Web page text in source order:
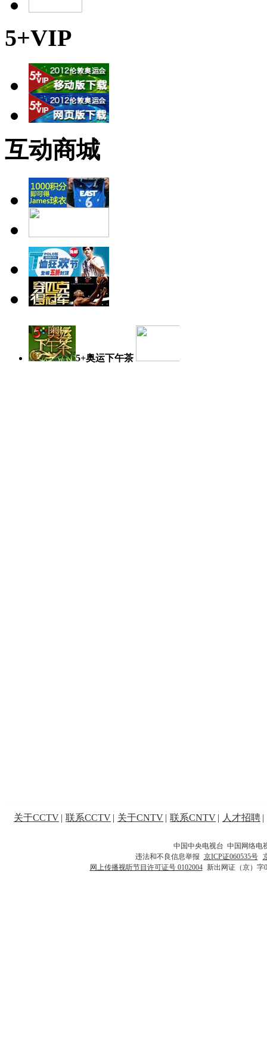
5+VIP
互动商城
5+奥运下午茶
关于CCTV | 联系CCTV | 关于CNTV | 联系CNTV | 人才招聘 |
中国中央电视台 中国网络电
违法和不良信息举报 京ICP证060535号
网上传播视听节目许可证号 0102004 新出网证（京）